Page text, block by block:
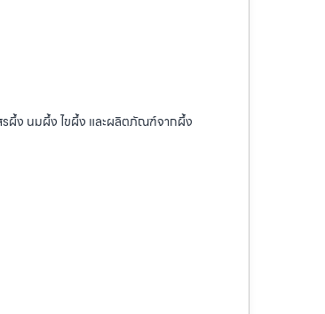
ผึ้ง นมผึ้ง ไขผึ้ง และผลิตภัณฑ์จากผึ้ง